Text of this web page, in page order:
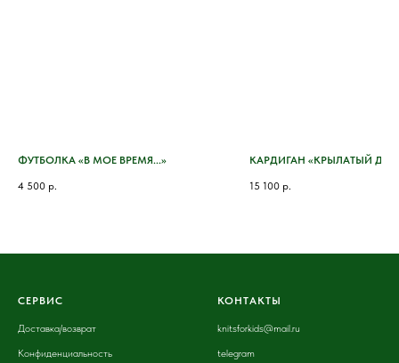
ФУТБОЛКА «В МОЕ ВРЕМЯ...»
4 500 р.
КАРДИГАН «КРЫЛАТЫЙ
15 100 р.
СЕРВИС
Доставка/возврат
Конфиденциальность
КОНТАКТЫ
knitsforkids@mail.ru
telegram